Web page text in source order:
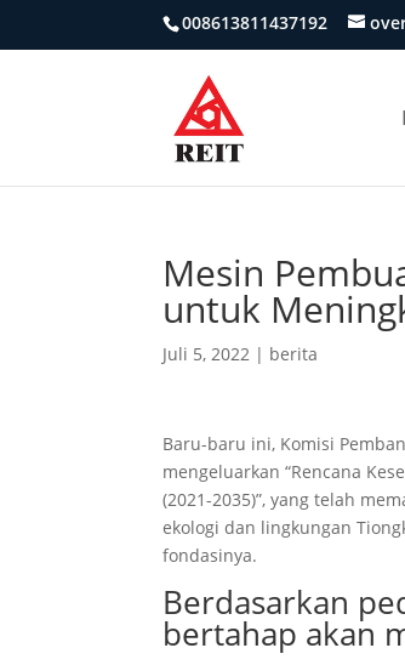
008613811437192
Mesin
untuk
Juli 5, 2022 | berita
Baru-baru ini, Komisi
mengeluarkan “Rencana
(2021-2035)”, yang telah
ekologi dan lingkungan
fondasinya.
Berdasarkan
bertahap akan